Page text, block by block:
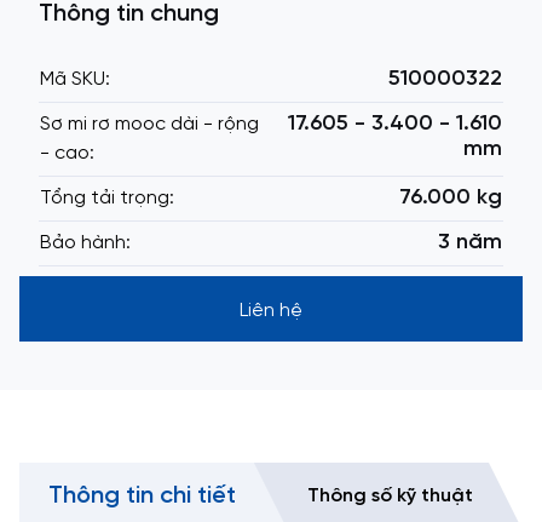
Thông tin chung
Mã SKU: 510000322
Sơ mi rơ mooc dài - rộng
- cao:
17.605 - 3.400 - 1.610
mm
Tổng tải trọng: 76.000 kg
Bảo hành: 3 năm
Liên hệ
Thông tin chi tiết Thông số kỹ thuật